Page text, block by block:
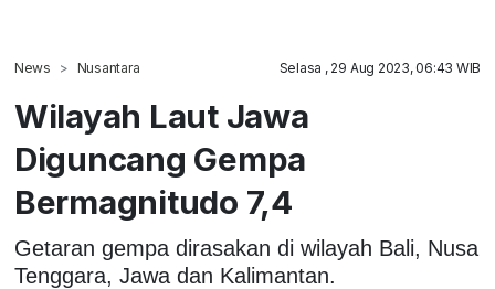
News Nusantara Selasa , 29 Aug 2023, 06:43 WIB
Wilayah Laut Jawa
Diguncang Gempa
Bermagnitudo 7,4
Getaran gempa dirasakan di wilayah Bali, Nusa
Tenggara, Jawa dan Kalimantan.